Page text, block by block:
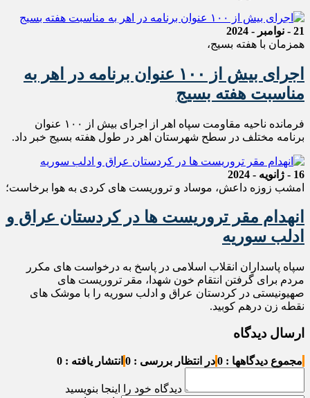
21 - نوامبر - 2024
همزمان با هفته بسیج،
اجرای بیش از ۱۰۰ عنوان برنامه در اهر به
مناسبت هفته بسیج
فرمانده ناحیه مقاومت سپاه اهر از اجرای بیش از ۱۰۰ عنوان
برنامه مختلف در سطح شهرستان اهر در طول هفته بسیج خبر داد.
16 - ژانویه - 2024
امشب زوزه داعش، موساد و تروریست های کردی به هوا برخاست؛
انهدام مقر تروریست ها در کردستان عراق و
ادلب سوریه
سپاه پاسداران انقلاب اسلامی در پاسخ به درخواست های مکرر
مردم برای گرفتن انتقام خون شهدا، مقر تروریست های
صهیونیستی در کردستان عراق و ادلب سوریه را با موشک های
نقطه زن درهم کوبید.
ارسال دیدگاه
مجموع دیدگاهها : 0 در انتظار بررسی : 0 انتشار یافته : 0
دیدگاه خود را اینجا بنویسید